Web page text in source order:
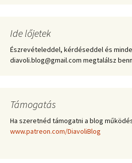
Ide lőjetek
Észrevételeddel, kérdéseddel és
diavoli.blog@gmail.com megtalálsz
Támogatás
Ha szeretnéd támogatni a blog
www.patreon.com/DiavoliBlog